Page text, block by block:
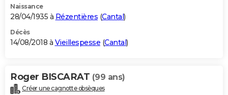
Naissance
28/04/1935 à Rézentières (Cantal)
Décès
14/08/2018 à Vieillespesse (Cantal)
Roger BISCARAT (99 ans)
Créer une cagnotte obsèques